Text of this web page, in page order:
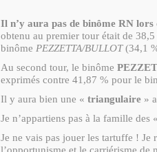
Il n’y aura pas de binôme RN
obtenu au premier tour était de
binôme PEZZETTA/BULLOT(34,1
Au second tour, le binôme
exprimés contre 41,87 % pour le
Il y aura bien une « triangulaire »
Je n’appartiens pas à la famille des «
Je ne vais pas jouer les tartuffe ! Je